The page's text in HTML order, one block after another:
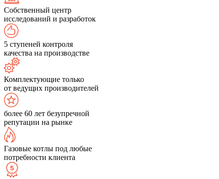
Собственный центр
исследований и разработок
5 ступеней контроля
качества на производстве
Комплектующие только
от ведущих производителей
более 60 лет безупречной
репутации на рынке
Газовые котлы под любые
потребности клиента